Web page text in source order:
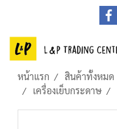
หน้าแรก สินค้าทั้งหมด
เครื่องเย็บกระดาษ